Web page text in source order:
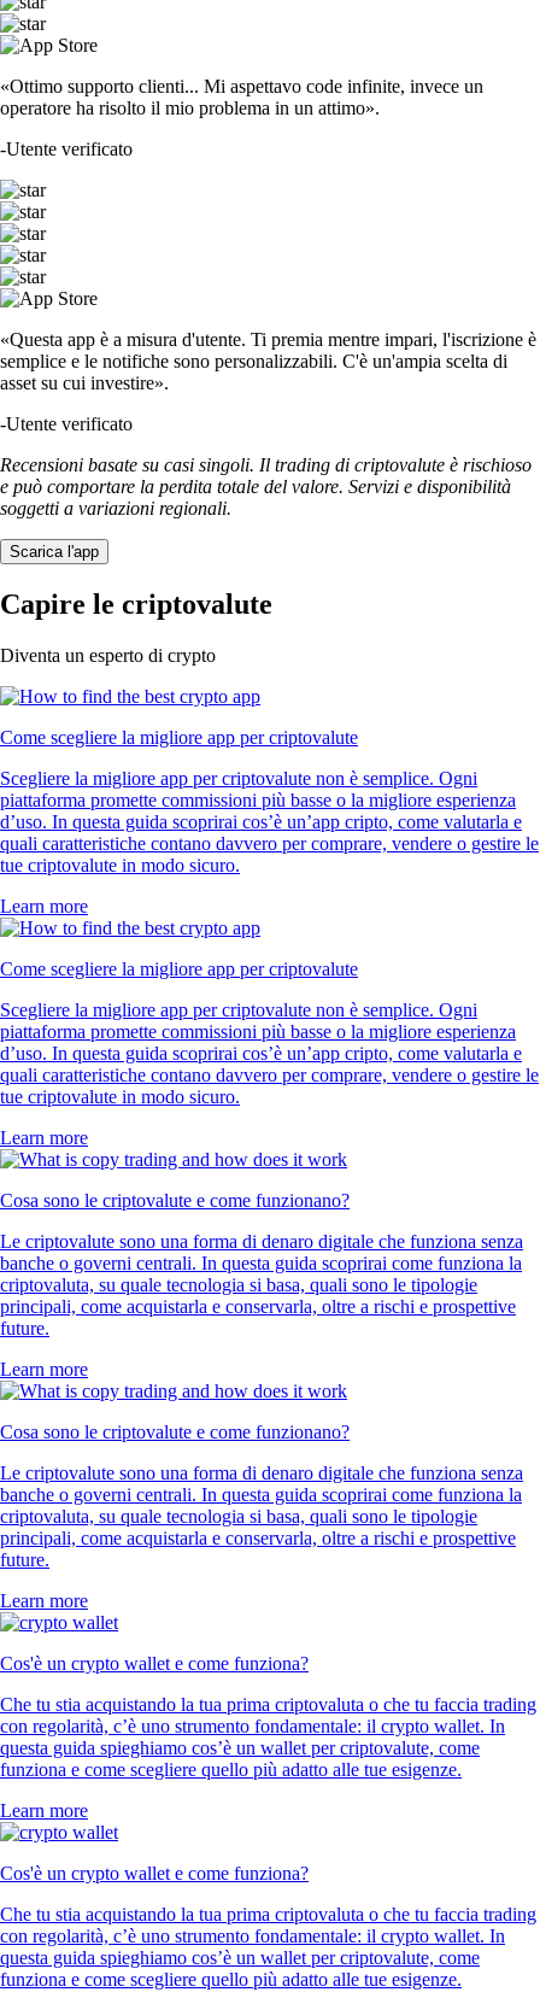
«Ottimo supporto clienti... Mi aspettavo code infinite, invece un
operatore ha risolto il mio problema in un attimo».
-Utente verificato
«Questa app è a misura d'utente. Ti premia mentre impari, l'iscrizione è
semplice e le notifiche sono personalizzabili. C'è un'ampia scelta di
asset su cui investire».
-Utente verificato
Recensioni basate su casi singoli. Il trading di criptovalute è rischioso
e può comportare la perdita totale del valore. Servizi e disponibilità
soggetti a variazioni regionali.
Scarica l'app
Capire le criptovalute
Diventa un esperto di crypto
Come scegliere la migliore app per criptovalute
Scegliere la migliore app per criptovalute non è semplice. Ogni
piattaforma promette commissioni più basse o la migliore esperienza
d’uso. In questa guida scoprirai cos’è un’app cripto, come valutarla e
quali caratteristiche contano davvero per comprare, vendere o gestire le
tue criptovalute in modo sicuro.
Learn more
Come scegliere la migliore app per criptovalute
Scegliere la migliore app per criptovalute non è semplice. Ogni
piattaforma promette commissioni più basse o la migliore esperienza
d’uso. In questa guida scoprirai cos’è un’app cripto, come valutarla e
quali caratteristiche contano davvero per comprare, vendere o gestire le
tue criptovalute in modo sicuro.
Learn more
Cosa sono le criptovalute e come funzionano?
Le criptovalute sono una forma di denaro digitale che funziona senza
banche o governi centrali. In questa guida scoprirai come funziona la
criptovaluta, su quale tecnologia si basa, quali sono le tipologie
principali, come acquistarla e conservarla, oltre a rischi e prospettive
future.
Learn more
Cosa sono le criptovalute e come funzionano?
Le criptovalute sono una forma di denaro digitale che funziona senza
banche o governi centrali. In questa guida scoprirai come funziona la
criptovaluta, su quale tecnologia si basa, quali sono le tipologie
principali, come acquistarla e conservarla, oltre a rischi e prospettive
future.
Learn more
Cos'è un crypto wallet e come funziona?
Che tu stia acquistando la tua prima criptovaluta o che tu faccia trading
con regolarità, c’è uno strumento fondamentale: il crypto wallet. In
questa guida spieghiamo cos’è un wallet per criptovalute, come
funziona e come scegliere quello più adatto alle tue esigenze.
Learn more
Cos'è un crypto wallet e come funziona?
Che tu stia acquistando la tua prima criptovaluta o che tu faccia trading
con regolarità, c’è uno strumento fondamentale: il crypto wallet. In
questa guida spieghiamo cos’è un wallet per criptovalute, come
funziona e come scegliere quello più adatto alle tue esigenze.